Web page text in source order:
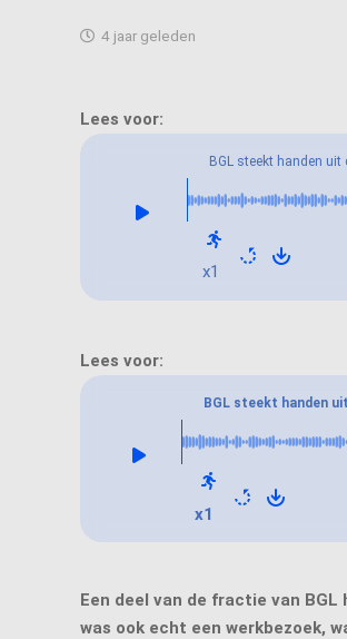
4 jaar geleden
BGL steekt handen
NoordWestGroep
x1
BGL steekt handen
NoordWestGroep
x1
Een deel van de fractie van
was ook echt een werkbezoek,